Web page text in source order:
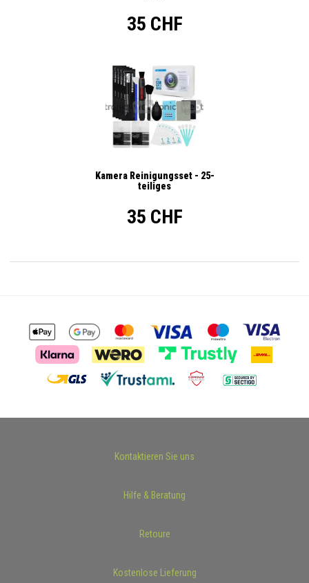
35 CHF
Kamera Reinigungsset - 25-
teiliges
35 CHF
Kontaktieren Sie uns
Hilfe & Beratung
Retoure
Kostenlose Lieferung